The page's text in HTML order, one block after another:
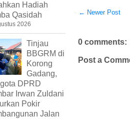
← Newer Post
0 comments:
Post a
Hadiah
Qasidah
2026
Tinjau
BBGRM di
Korong
Gadang,
DPRD
Irwan Zuldani
Pokir
Jalan